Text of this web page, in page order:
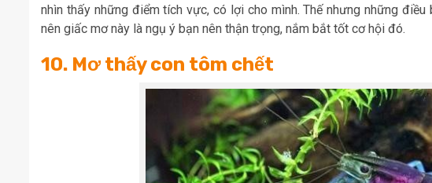
nhìn thấy những điểm tích vực, có lợi cho mình. Thế nhưng những
nên giấc mơ này là ngụ ý bạn nên thận trọng, nắm bắt tốt cơ hội đó.
10. Mơ thấy con tôm chết